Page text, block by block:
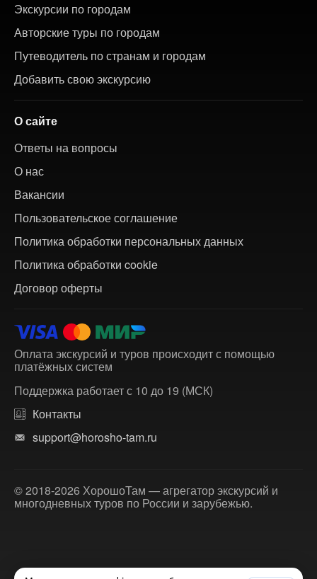
Экскурсии по городам
Авторские туры по городам
Путеводитель по странам и городам
Добавить свою экскурсию
О сайте
Ответы на вопросы
О нас
Вакансии
Пользовательское соглашение
Политика обработки персональных данных
Политика обработки cookie
Договор оферты
Оплата экскурсий и туров происходит с помощью
платёжных систем
Поддержка работает с 10 до 19 (МСК)
Контакты
support@horosho-tam.ru
© 2018-2026 ХорошоТам — агрегатор экскурсий и
многодневных туров по России и зарубежью.